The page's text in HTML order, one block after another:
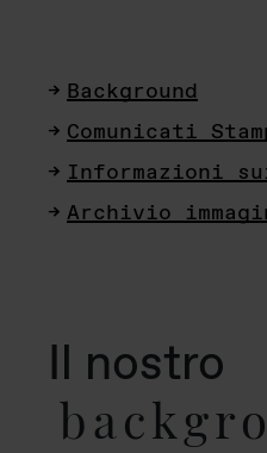
Background
Comunicati
Informazioni
Archivio
Il nostro